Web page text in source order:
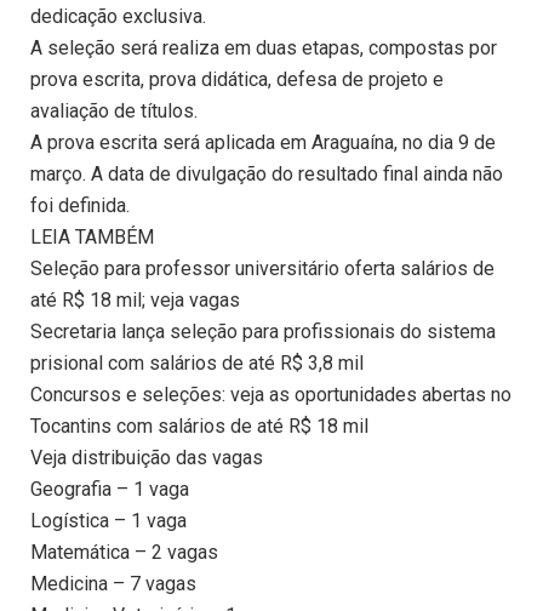
dedicação exclusiva.
A seleção será realiza em duas etapas, compostas por
prova escrita, prova didática, defesa de projeto e
avaliação de títulos.
A prova escrita será aplicada em Araguaína, no dia 9 de
março. A data de divulgação do resultado final ainda não
foi definida.
LEIA TAMBÉM
Seleção para professor universitário oferta salários de
até R$ 18 mil; veja vagas
Secretaria lança seleção para profissionais do sistema
prisional com salários de até R$ 3,8 mil
Concursos e seleções: veja as oportunidades abertas no
Tocantins com salários de até R$ 18 mil
Veja distribuição das vagas
Geografia – 1 vaga
Logística – 1 vaga
Matemática – 2 vagas
Medicina – 7 vagas